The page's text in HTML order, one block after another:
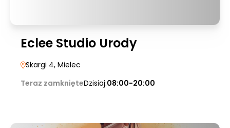
Eclee Studio Urody
Skargi 4, Mielec
Teraz zamknięteDzisiaj:08:00-20:00